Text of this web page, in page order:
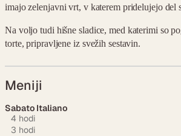
imajo zelenjavni vrt, v katerem pridelujejo del
Na voljo tudi hišne sladice, med katerimi so
torte, pripravljene iz svežih sestavin.
Meniji
Sabato Italiano
4 hodi
3 hodi